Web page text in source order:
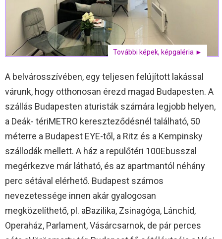
További képek, képgaléria ►
A belvárosszívében, egy teljesen felújított lakással
várunk, hogy otthonosan érezd magad Budapesten. A
szállás Budapesten aturisták számára legjobb helyen,
a Deák- tériMETRO kereszteződésnél található, 50
méterre a Budapest EYE-től, a Ritz és a Kempinsky
szállodák mellett. A ház a repülőtéri 100Ebusszal
megérkezve már látható, és az apartmantól néhány
perc sétával elérhető. Budapest számos
nevezetessége innen akár gyalogosan
megközelíthető, pl. aBazilika, Zsinagóga, Lánchíd,
Operaház, Parlament, Vásárcsarnok, de pár perces